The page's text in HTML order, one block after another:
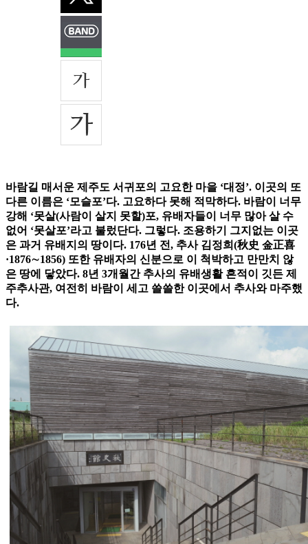
바람길 매서운 제주도 서귀포의 고요한 마을 ‘대정’. 이곳의 또
다른 이름은 ‘모슬포’다. 고요하다 못해 적막하다. 바람이 너무
강해 ‘못살(사람이 살지 못할)포, 유배자들이 너무 많아 살 수
없어 ‘못살포’라고 불렀단다. 그렇다. 조용하기 그지없는 이곳
은 과거 유배지의 땅이다. 176년 전, 추사 김정희(秋史 金正喜
·1876∼1856) 또한 유배자의 신분으로 이 척박하고 만만치 않
은 땅에 닿았다. 8년 3개월간 추사의 유배생활 흔적이 깃든 제
주추사관, 여전히 바람이 세고 쓸쓸한 이곳에서 추사와 마주했
다.